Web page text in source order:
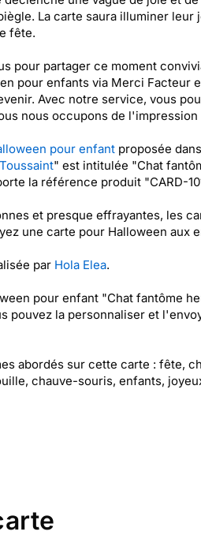
La carte saura illuminer leur
fête.
pour partager ce moment
pour enfants via Merci Facteur
Avec notre service, vous
nous occupons de
pour enfantproposée
" est intitulée "Chat
la référence produit "CARD-
et presque effrayantes, les
une carte pour Halloween aux
par Hola Elea.
pour enfant "Chat fantôme
pouvez la personnaliser et
abordés sur cette carte : fête,
chauve-souris, enfants,